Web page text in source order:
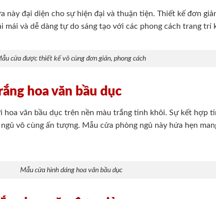
này đại diện cho sự hiện đại và thuận tiện. Thiết kế đơn
và dễ dàng tự do sáng tạo với các phong cách trang trí
cửa được thiết kế vô cùng đơn giản, phong cách
hoa văn bầu dục
văn bầu dục trên nền màu trắng tinh khôi. Sự kết hợp
vô cùng ấn tượng. Mẫu cửa phòng ngủ này hứa hẹn
Mẫu cửa hình dáng hoa văn bầu dục